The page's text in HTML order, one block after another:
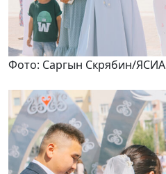
Фото: Саргын Скрябин/ЯСИА